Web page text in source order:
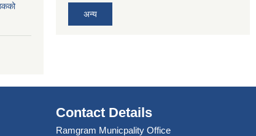
अन्य
Contact Details
Ramgram Municpality Office